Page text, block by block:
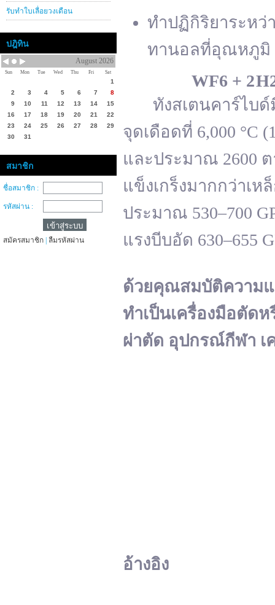
รับทำใบเลื่อยวงเดือน
ปฎิทิน
August 2026
Sun Mon Tue Wed Thu Fri Sat
1
2
3 4 5 6 7
8
9
10 11 12 13 14
15
16
17 18 19 20 21
22
23
24 25 26 27 28
29
30
31
สมาชิก
ชื่อสมาชิก :
รหัสผ่าน :
สมัครสมาชิก ลืมรหัสผ่าน
ทำปฏิกิริยาระหว่
ทานอลที่อุณหภูมิ
WF6 + 2 H
ทังสเตนคาร์ไบด์มี
จุดเดือดที่ 6,000 °C
และประมาณ 2600
แข็งเกร็งมากกว่าเ
ประมาณ 530–700
แรงบีบอัด 630–655
ด้วยคุณสมบัติความแ
ทำเป็นเครื่องมือตัดห
ผ่าตัด อุปกรณ์กีฬา เ
อ้างอิง